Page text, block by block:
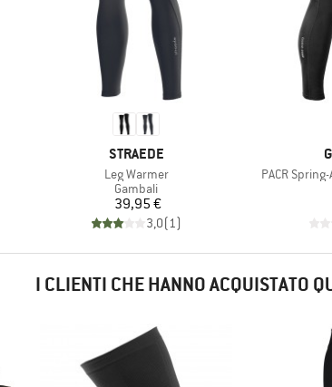
MARCHIO
STRAEDE
Articolo
Leg Warmer
Gruppo di prodotti
Gambali
Prezzo
39,95 €
3,0(1)
Articolo
PACR
I CLIENTI CHE HANNO ACQUISTATO